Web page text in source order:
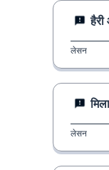
लेसन
लेसन